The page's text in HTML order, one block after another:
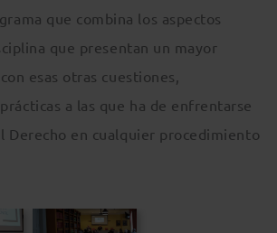
que combina los aspectos
que presentan un mayor
esas otras cuestiones,
a las que ha de enfrentarse
Derecho en cualquier procedimiento